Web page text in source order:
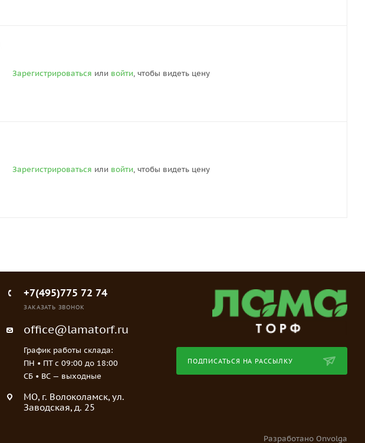
Зарегистрироваться или войти, чтобы видеть цену
Зарегистрироваться или войти, чтобы видеть цену
+7(495)775 72 74
ЗАКАЗАТЬ ЗВОНОК
office@lamatorf.ru
График работы склада:
ПН • ПТ c 09:00 до 18:00
СБ • ВС — выходные
МO, г. Волоколамск, ул.
Заводская, д. 25
ПОДПИСАТЬСЯ НА РАССЫЛКУ
Разработано Onvolga